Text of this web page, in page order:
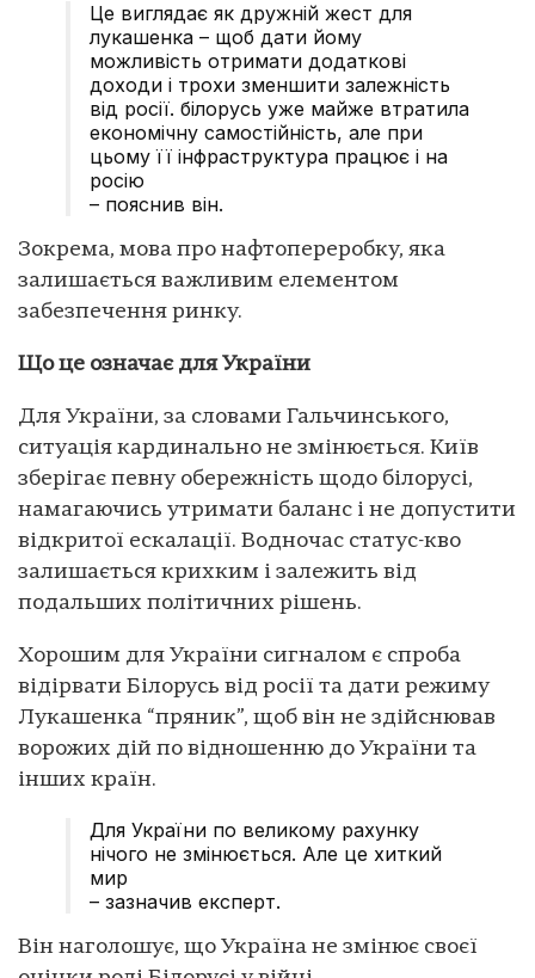
Це виглядає як дружній жест для
лукашенка – щоб дати йому
можливість отримати додаткові
доходи і трохи зменшити залежність
від росії. білорусь уже майже втратила
економічну самостійність, але при
цьому її інфраструктура працює і на
росію
– пояснив він.
Зокрема, мова про нафтопереробку, яка
залишається важливим елементом
забезпечення ринку.
Що це означає для України
Для України, за словами Гальчинського,
ситуація кардинально не змінюється. Київ
зберігає певну обережність щодо білорусі,
намагаючись утримати баланс і не допустити
відкритої ескалації. Водночас статус-кво
залишається крихким і залежить від
подальших політичних рішень.
Хорошим для України сигналом є спроба
відірвати Білорусь від росії та дати режиму
Лукашенка “пряник”, щоб він не здійснював
ворожих дій по відношенню до України та
інших країн.
Для України по великому рахунку
нічого не змінюється. Але це хиткий
мир
– зазначив експерт.
Він наголошує, що Україна не змінює своєї